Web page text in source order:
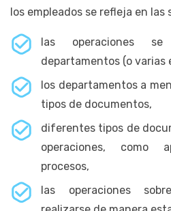
los empleados se refleja en las
las operaciones
departamentos (o varias
los departamentos a
tipos de documentos,
diferentes tipos de
operaciones, como
procesos,
las operaciones